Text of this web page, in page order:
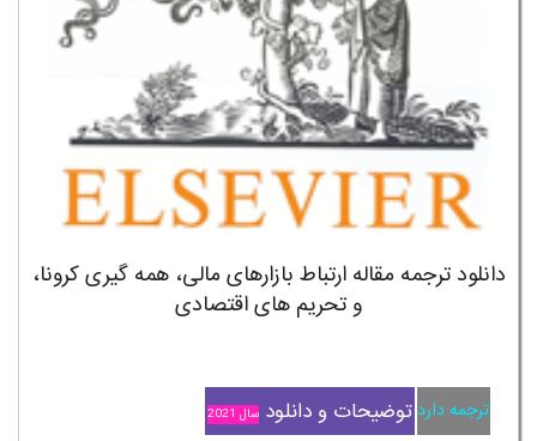
دانلود ترجمه مقاله ارتباط بازارهای مالی، همه گیری کرونا،
و تحریم های اقتصادی
ترجمه دارد توضیحات و دانلود سال 2021